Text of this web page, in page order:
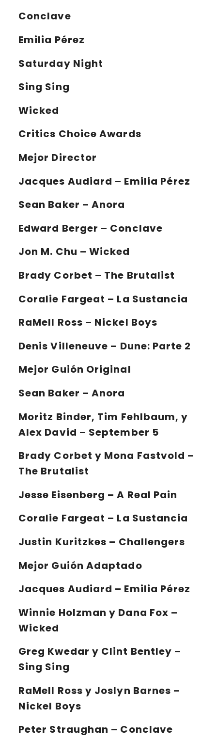
Conclave
Emilia Pérez
Saturday Night
Sing Sing
Wicked
Critics Choice Awards
Mejor Director
Jacques Audiard – Emilia Pérez
Sean Baker – Anora
Edward Berger – Conclave
Jon M. Chu – Wicked
Brady Corbet – The Brutalist
Coralie Fargeat – La Sustancia
RaMell Ross – Nickel Boys
Denis Villeneuve – Dune: Parte 2
Mejor Guión Original
Sean Baker – Anora
Moritz Binder, Tim Fehlbaum, y
Alex David – September 5
Brady Corbet y Mona Fastvold –
The Brutalist
Jesse Eisenberg – A Real Pain
Coralie Fargeat – La Sustancia
Justin Kuritzkes – Challengers
Mejor Guión Adaptado
Jacques Audiard – Emilia Pérez
Winnie Holzman y Dana Fox –
Wicked
Greg Kwedar y Clint Bentley –
Sing Sing
RaMell Ross y Joslyn Barnes –
Nickel Boys
Peter Straughan – Conclave